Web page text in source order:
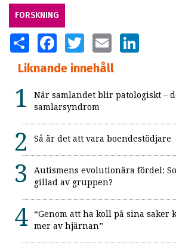
FORSKNING
SHARE FACEBOOKTWITTER EMAIL
Liknande innehåll
När samlandet blir patologiskt –
samlarsyndrom
Så är det att vara boendestödjare
Autismens evolutionära fördel:
gillad av gruppen?
“Genom att ha koll på sina saker
mer av hjärnan”